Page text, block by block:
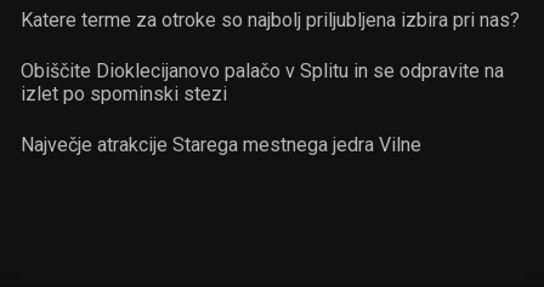
Katere terme za otroke so najbolj priljubljena izbira pri nas?
Obiščite Dioklecijanovo palačo v Splitu in se odpravite na
izlet po spominski stezi
Največje atrakcije Starega mestnega jedra Vilne